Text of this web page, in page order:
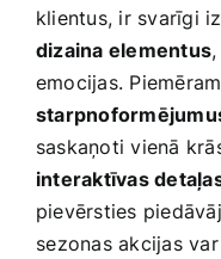
klientus, ir svarīgi
dizaina elementus
emocijas.
saskaņoti vienā
interaktīvas
pievērsties
⁤sezonas akcijas